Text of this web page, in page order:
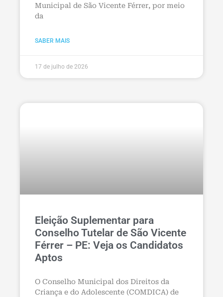
Municipal de São Vicente Férrer, por meio
da
SABER MAIS
17 de julho de 2026
Eleição Suplementar para
Conselho Tutelar de São Vicente
Férrer – PE: Veja os Candidatos
Aptos
O Conselho Municipal dos Direitos da
Criança e do Adolescente (COMDICA) de